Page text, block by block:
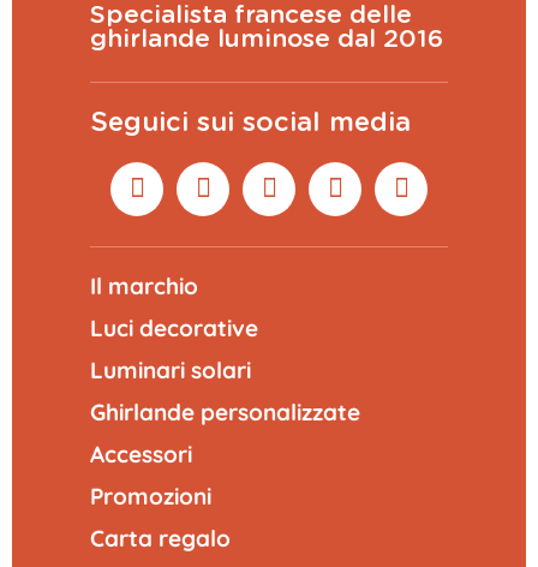
Specialista francese delle
ghirlande luminose dal 2016
Seguici sui social media
Il marchio
Luci decorative
Luminari solari
Ghirlande personalizzate
Accessori
Promozioni
Carta regalo